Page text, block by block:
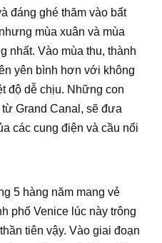
đáng ghé thăm vào bất
mùa xuân và mùa
nhất. Vào mùa thu, thành
yên bình hơn với không
độ dễ chịu. Những con
Grand Canal, sẽ đưa
các cung điện và cầu nổi
5 hàng năm mang vẻ
phố Venice lúc này trông
tiên vậy. Vào giai đoạn